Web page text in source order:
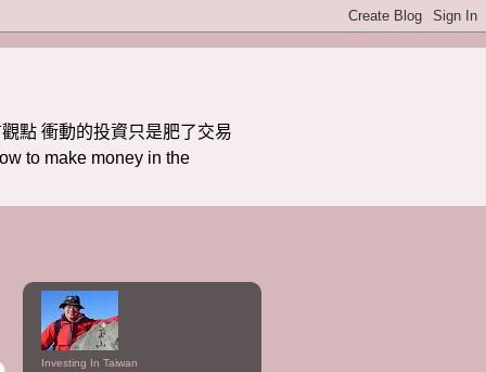
點 衝動的投資只是肥了交易
to make money in the
Investing In Taiwan